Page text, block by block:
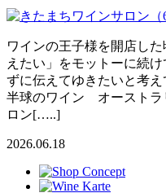
ワインの王子様を開店し
えたい」をモットーに続
ずに伝えてゆきたいと考
半球のワイン オーストラ
ロン[…..]
2026.06.18